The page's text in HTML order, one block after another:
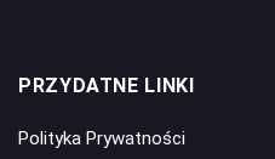
PRZYDATNE LINKI
Polityka Prywatności